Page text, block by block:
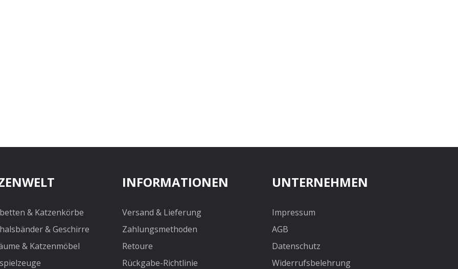
& Katzenkörbe
& Geschirre
& Katzenmöbel
INFORMATIONEN
Versand & Lieferung
Zahlungsmethoden
Retoure
Rückgabe-Richtlinie
UNTERNEHMEN
Impressum
AGB
Datenschutz
Widerrufsbelehrung